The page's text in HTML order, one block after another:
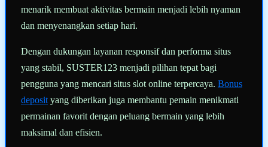
menarik membuat aktivitas bermain menjadi lebih nyaman
dan menyenangkan setiap hari.
Dengan dukungan layanan responsif dan performa situs
yang stabil, SUSTER123 menjadi pilihan tepat bagi
pengguna yang mencari situs slot online terpercaya. Bonus
deposit yang diberikan juga membantu pemain menikmati
permainan favorit dengan peluang bermain yang lebih
maksimal dan efisien.